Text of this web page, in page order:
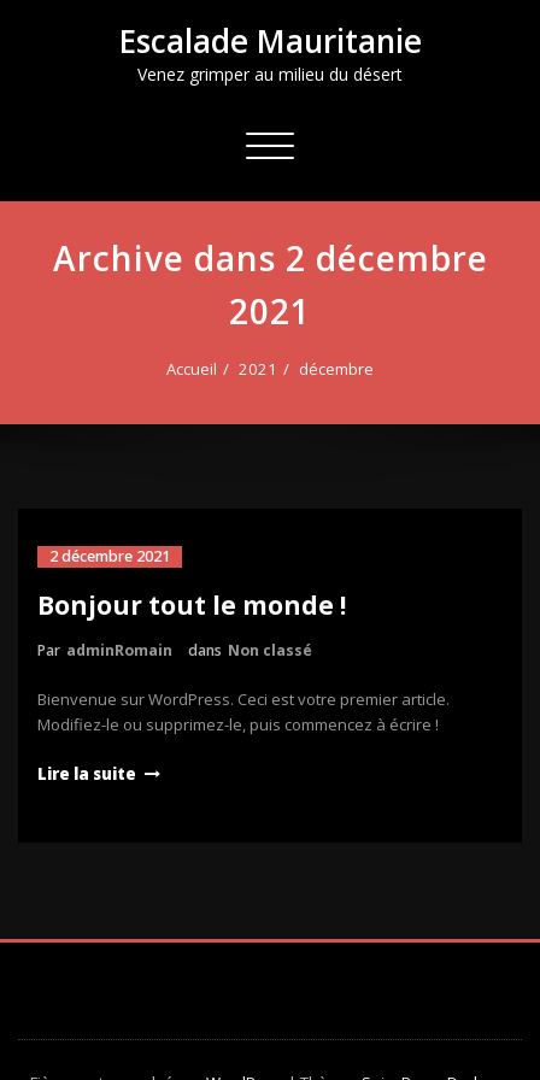
Escalade Mauritanie
Venez grimper au milieu du désert
Afficher/masquer
navigation
Archive dans 2 décembre
2021
Accueil 2021 décembre
2 décembre 2021
Bonjour tout le monde !
Par adminRomain dans Non classé
Bienvenue sur WordPress. Ceci est votre premier article.
Modifiez-le ou supprimez-le, puis commencez à écrire !
Lire la suite